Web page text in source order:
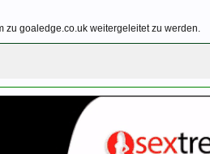
zu goaledge.co.uk weitergeleitet zu werden.